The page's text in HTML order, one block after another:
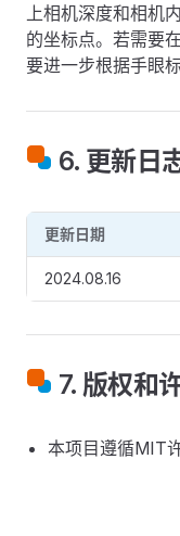
上相机深度和相机
的坐标点。若需要
要进一步根据手眼
6. 更新日
更新日期
2024.08.16
7. 版权和
本项目遵循MIT